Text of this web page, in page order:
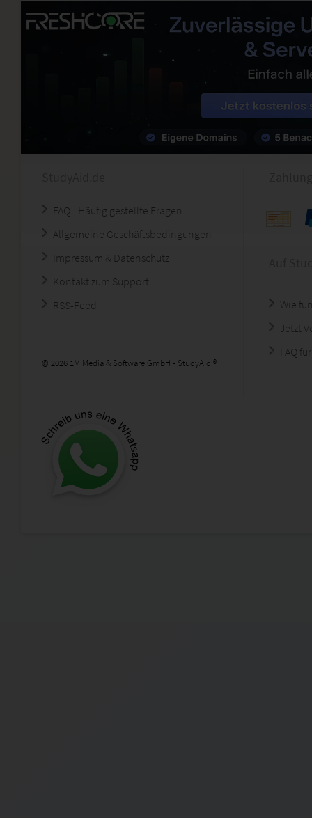
FAQ - Häufig gestellte Fragen
Allgemeine Geschäftsbedingungen
Impressum & Datenschutz
Kontakt zum Support
RSS-Feed
© 2026 1M Media & Software GmbH - StudyAid ®
Wie
Jetzt
FAQ